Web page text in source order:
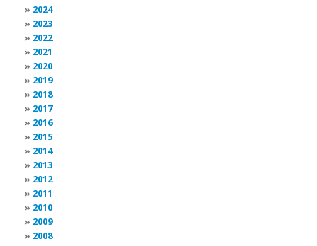
2024
2023
2022
2021
2020
2019
2018
2017
2016
2015
2014
2013
2012
2011
2010
2009
2008